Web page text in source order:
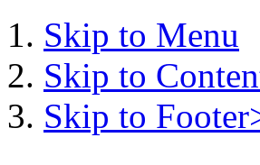
Skip to Menu
Skip to
Skip to